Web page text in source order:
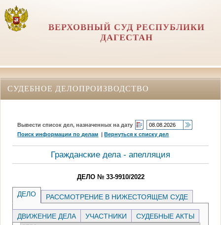
ВЕРХОВНЫЙ СУД РЕСПУБЛИКИ
ДАГЕСТАН
СУДЕБНОЕ ДЕЛОПРОИЗВОДСТВО
Вывести список дел, назначенных на дату
Поиск информации по делам |Вернуться к списку дел
Гражданские дела - апелляция
ДЕЛО № 33-9910/2022
ДЕЛО РАССМОТРЕНИЕ В НИЖЕСТОЯЩЕМ СУДЕ
ДВИЖЕНИЕ ДЕЛА УЧАСТНИКИ СУДЕБНЫЕ АКТЫ